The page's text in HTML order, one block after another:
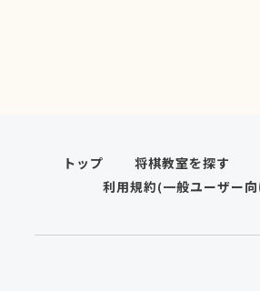
トップ 将棋教室を探す
利用規約(一般ユーザー向